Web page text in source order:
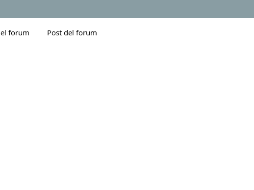
forum Post del forum